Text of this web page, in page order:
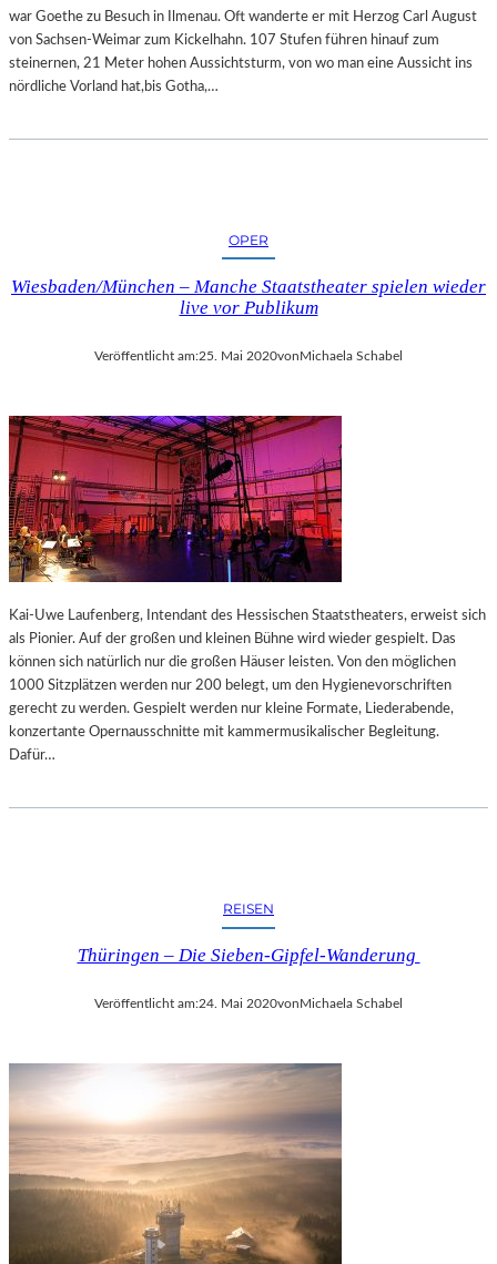
E
L
L
G
L
O
M
E
M
M
U
R
N
A
U
L
D
E
E
D
L
S
-
W
Ä
C
H
L
E
R
I
M
F
N
M
U
M
N
K
O
E
L
war Goethe zu Besuch in Ilmenau. Oft wanderte er mit Herzog Carl August
von Sachsen-Weimar zum Kickelhahn. 107 Stufen führen hinauf zum
steinernen, 21 Meter hohen Aussichtsturm, von wo man eine Aussicht ins
nördliche Vorland hat,bis Gotha,…
OPER
Wiesbaden/München – Manche Staatstheater spielen wieder
live vor Publikum
Veröffentlicht am:25. Mai 2020vonMichaela Schabel
Kai-Uwe Laufenberg, Intendant des Hessischen Staatstheaters, erweist sich
als Pionier. Auf der großen und kleinen Bühne wird wieder gespielt. Das
können sich natürlich nur die großen Häuser leisten. Von den möglichen
1000 Sitzplätzen werden nur 200 belegt, um den Hygienevorschriften
gerecht zu werden. Gespielt werden nur kleine Formate, Liederabende,
konzertante Opernausschnitte mit kammermusikalischer Begleitung.
Dafür…
REISEN
Thüringen – Die Sieben-Gipfel-Wanderung
Veröffentlicht am:24. Mai 2020von Michaela Schabel